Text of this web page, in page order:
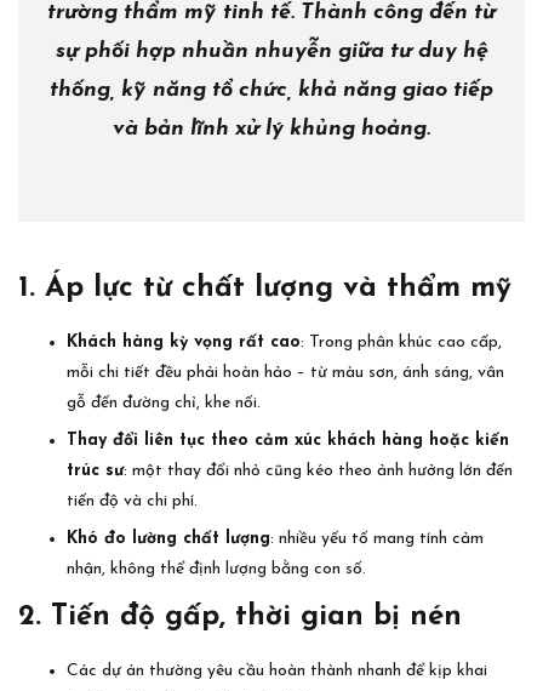
trường thẩm mỹ tinh tế. Thành công đến từ
sự phối hợp nhuần nhuyễn giữa tư duy hệ
thống, kỹ năng tổ chức, khả năng giao tiếp
và bản lĩnh xử lý khủng hoảng.
1. Áp lực từ chất lượng và thẩm mỹ
Khách hàng kỳ vọng rất cao: Trong phân khúc cao cấp,
mỗi chi tiết đều phải hoàn hảo – từ màu sơn, ánh sáng, vân
gỗ đến đường chỉ, khe nối.
Thay đổi liên tục theo cảm xúc khách hàng hoặc kiến
trúc sư: một thay đổi nhỏ cũng kéo theo ảnh hưởng lớn đến
tiến độ và chi phí.
Khó đo lường chất lượng: nhiều yếu tố mang tính cảm
nhận, không thể định lượng bằng con số.
2. Tiến độ gấp, thời gian bị nén
Các dự án thường yêu cầu hoàn thành nhanh để kịp khai